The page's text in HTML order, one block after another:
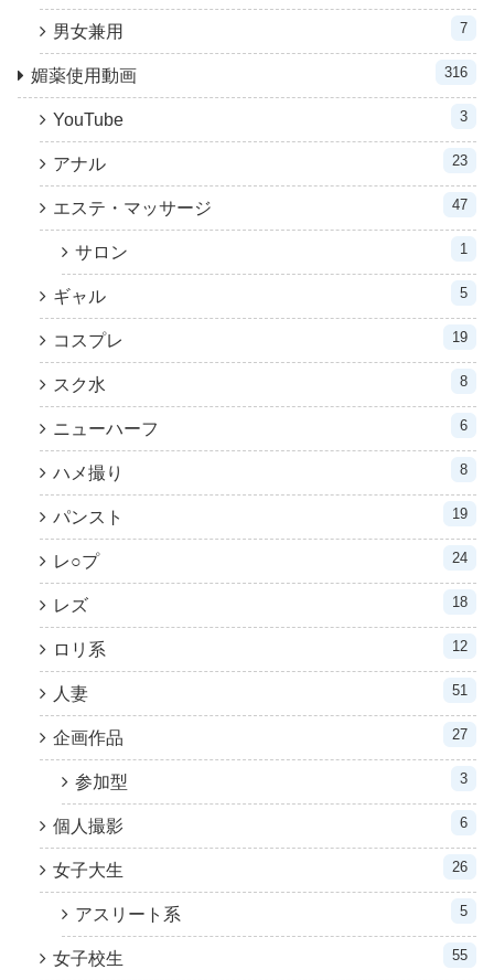
男女兼用 7
媚薬使用動画 316
YouTube 3
アナル 23
エステ・マッサージ 47
サロン 1
ギャル 5
コスプレ 19
スク水 8
ニューハーフ 6
ハメ撮り 8
パンスト 19
レ○プ 24
レズ 18
ロリ系 12
人妻 51
企画作品 27
参加型 3
個人撮影 6
女子大生 26
アスリート系 5
女子校生 55